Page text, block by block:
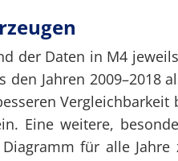
der Daten in M4
Jahren 2009–2018
Eine weitere,
für alle Jahre